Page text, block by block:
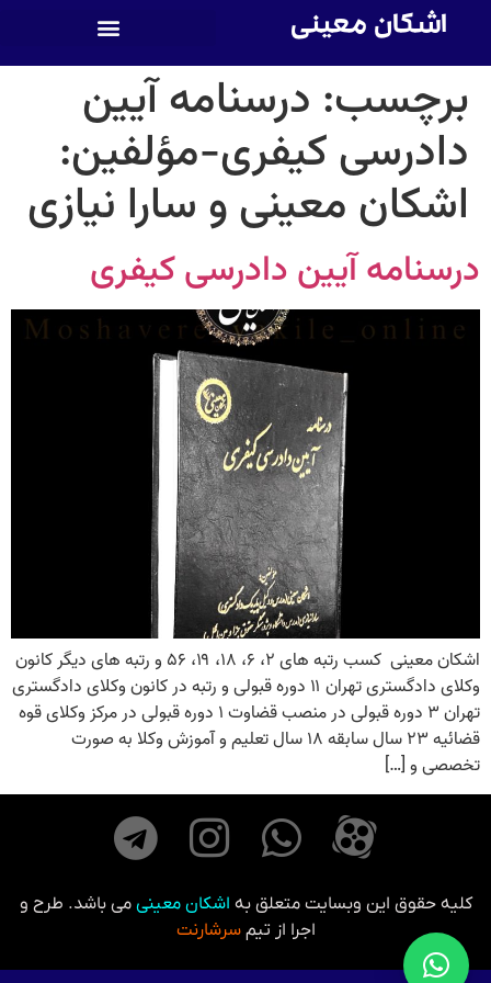
اشکان معینی
برچسب: درسنامه آیین
دادرسی کیفری-مؤلفین:
اشکان معینی و سارا نیازی
درسنامه آیین دادرسی کیفری
اشکان معینی کسب رتبه های ۲، ۶، ۱۸، ۱۹، ۵۶ و رتبه های دیگر کانون
وکلای دادگستری تهران ۱۱ دوره قبولی و رتبه در کانون وکلای دادگستری
تهران ۳ دوره قبولی در منصب قضاوت ۱ دوره قبولی در مرکز وکلای قوه
قضائیه ۲۳ سال سابقه ۱۸ سال تعلیم و آموزش وکلا به صورت
تخصصی و […]
کلیه حقوق این وبسایت متعلق به اشکان معینی می باشد. طرح و
اجرا از تیمسرشارنت